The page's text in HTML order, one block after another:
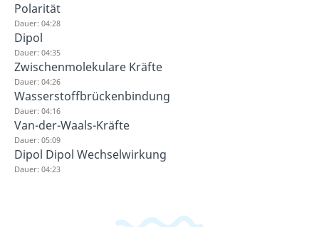
Polarität
Dauer: 04:28
Dipol
Dauer: 04:35
Zwischenmolekulare Kräfte
Dauer: 04:26
Wasserstoffbrückenbindung
Dauer: 04:16
Van-der-Waals-Kräfte
Dauer: 05:09
Dipol Dipol Wechselwirkung
Dauer: 04:23